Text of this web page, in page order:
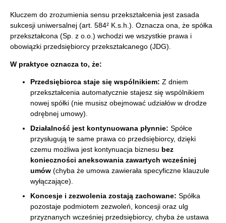
Kluczem do zrozumienia sensu przekształcenia jest zasada
sukcesji uniwersalnej (art. 584² K.s.h.). Oznacza ona, że spółka
przekształcona (Sp. z o.o.) wchodzi we wszystkie prawa i
obowiązki przedsiębiorcy przekształcanego (JDG).
W praktyce oznacza to, że:
Przedsiębiorca staje się wspólnikiem: Z dniem
przekształcenia automatycznie stajesz się wspólnikiem
nowej spółki (nie musisz obejmować udziałów w drodze
odrębnej umowy).
Działalność jest kontynuowana płynnie: Spółce
przysługują te same prawa co przedsiębiorcy, dzięki
czemu możliwa jest kontynuacja biznesu bez
konieczności aneksowania zawartych wcześniej
umów (chyba że umowa zawierała specyficzne klauzule
wyłączające).
Koncesje i zezwolenia zostają zachowane: Spółka
pozostaje podmiotem zezwoleń, koncesji oraz ulg
przyznanych wcześniej przedsiębiorcy, chyba że ustawa